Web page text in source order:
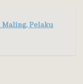
Pelaku